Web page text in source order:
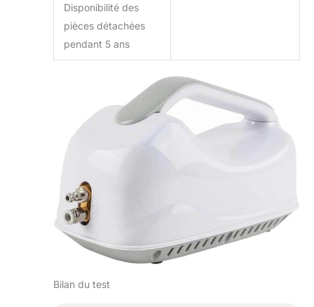
Disponibilité des
pièces détachées
pendant 5 ans
Bilan du test